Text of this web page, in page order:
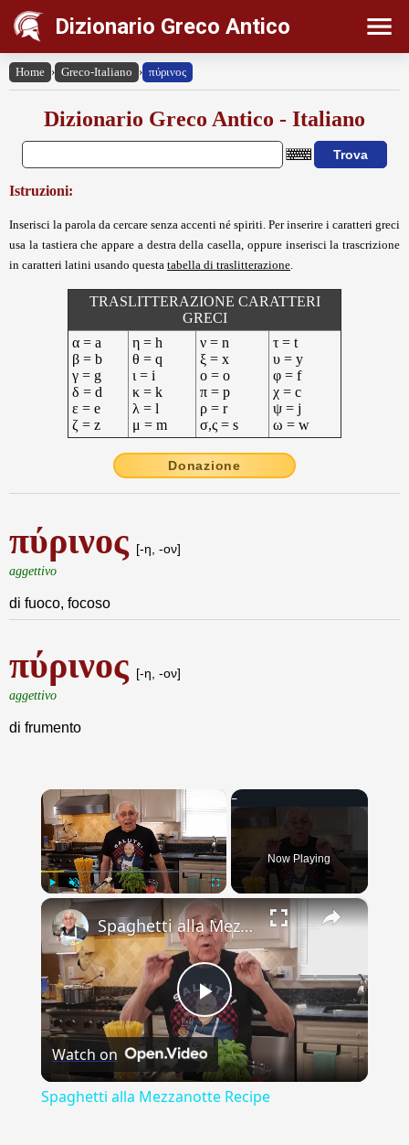
Dizionario Greco Antico
Home › Greco-Italiano › πύρινος
Dizionario Greco Antico - Italiano
Istruzioni:
Inserisci la parola da cercare senza accenti né spiriti. Per inserire i caratteri greci
usa la tastiera che appare a destra della casella, oppure inserisci la trascrizione
in caratteri latini usando questa tabella di traslitterazione
TRASLITTERAZIONE CARATTERI
GRECI
α = a
β = b
γ = g
δ = d
ε = e
ζ = z
η = h
θ = q
ι = i
κ = k
λ = l
μ = m
ν = n
ξ = x
ο = o
π = p
ρ = r
σ,ς = s
τ = t
υ = y
φ = f
χ = c
ψ = j
ω = w
Donazione
πύρινος [-η, -ον]
aggettivo
di fuoco, focoso
πύρινος [-η, -ον]
aggettivo
di frumento
Unmute
Now Playing
×
Play
Video
Spaghetti alla Mezzanotte Recipe
Watch on
Spaghetti alla Mezzanotte Recipe